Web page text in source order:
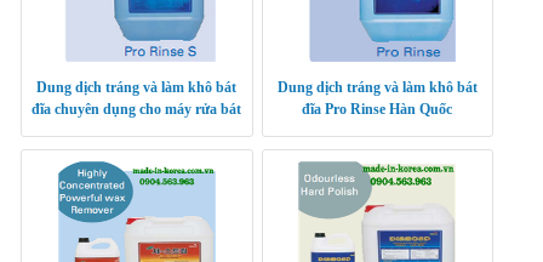
Dung dịch tráng và làm khô bát
đĩa chuyên dụng cho máy rửa bát
Dung dịch tráng và làm khô bát
đĩa Pro Rinse Hàn Quốc